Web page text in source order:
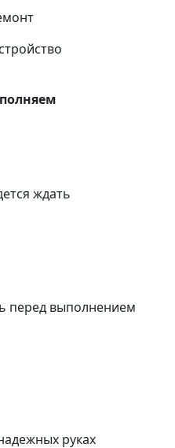
ждать
перед выполнением
руках